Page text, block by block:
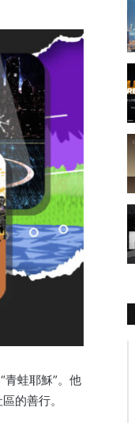
蛙耶穌”。 他
的善行。